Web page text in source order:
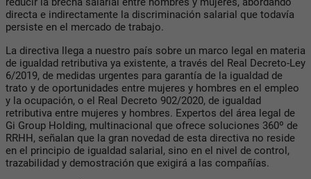
directa e indirectamente la discriminación salarial que todavía
persiste en el mercado de trabajo.
La directiva llega a nuestro país sobre un marco legal en materia
de igualdad retributiva ya existente, a través del Real Decreto-Ley
6/2019, de medidas urgentes para garantía de la igualdad de
trato y de oportunidades entre mujeres y hombres en el empleo
y la ocupación, o el Real Decreto 902/2020, de igualdad
retributiva entre mujeres y hombres. Expertos del área legal de
Gi Group Holding, multinacional que ofrece soluciones 360º de
RRHH, señalan que la gran novedad de esta directiva no reside
en el principio de igualdad salarial, sino en el nivel de control,
trazabilidad y demostración que exigirá a las compañías.